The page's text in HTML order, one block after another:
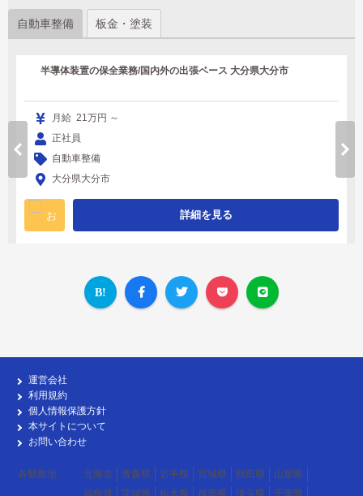
自動車整備 板金・塗装
半導体装置の保全業務/国内外の出張ベース 大分県大分市
月給 21万円 ～
正社員
自動車整備
大分県大分市
詳細を見る
運営会社
利用規約
個人情報保護方針
本サイトについて
お問い合わせ
各勤務地 北海道 青森県 岩手県 宮城県 秋田県
山形県
福島県
茨城県 栃木県 群馬県 埼玉県 千葉県